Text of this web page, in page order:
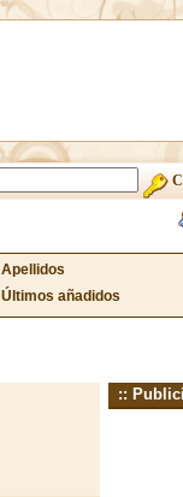
Apellidos
Últimos añadidos
::